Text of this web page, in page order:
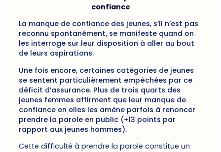
confiance
La manque de confiance des jeunes, s’il n’est pas
reconnu spontanément, se manifeste quand on
les interroge sur leur disposition à aller au bout
de leurs aspirations.
Une fois encore, certaines catégories de jeunes
se sentent particulièrement empêchées par ce
déficit d’assurance. Plus de trois quarts des
jeunes femmes affirment que leur manque de
confiance en elles les amène parfois à renoncer
prendre la parole en public (+13 points par
rapport aux jeunes hommes).
Cette difficulté à prendre la parole constitue un